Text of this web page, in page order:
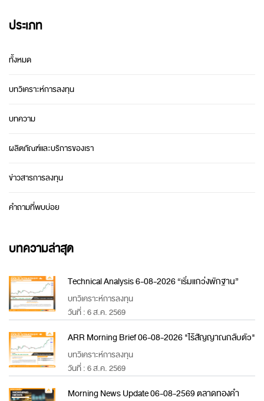
ประเภท
ทั้งหมด
บทวิเคราะห์การลงทุน
บทความ
ผลิตภัณฑ์และบริการของเรา
ข่าวสารการลงทุน
คำถามที่พบบ่อย
บทความล่าสุด
Technical Analysis 6-08-2026 “เริ่มแกว่งพักฐาน”
บทวิเคราะห์การลงทุน
วันที่ : 6 ส.ค. 2569
ARR Morning Brief 06-08-2026 "ไร้สัญญาณกลับตัว"
บทวิเคราะห์การลงทุน
วันที่ : 6 ส.ค. 2569
Morning News Update 06-08-2569 ตลาดทองคำ